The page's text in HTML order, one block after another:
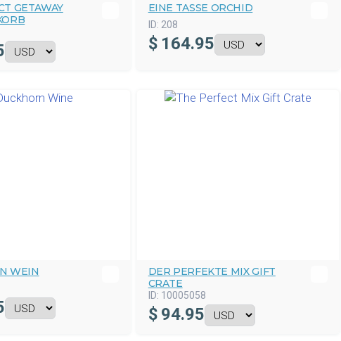
GETAWAY
EINE TASSE ORCHID
ID: 208
$ 164.95
WEIN
DER PERFEKTE MIX GIFT
CRATE
ID: 10005058
$ 94.95